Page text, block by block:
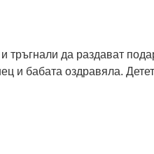
да раздават
и бабата оздравяла.